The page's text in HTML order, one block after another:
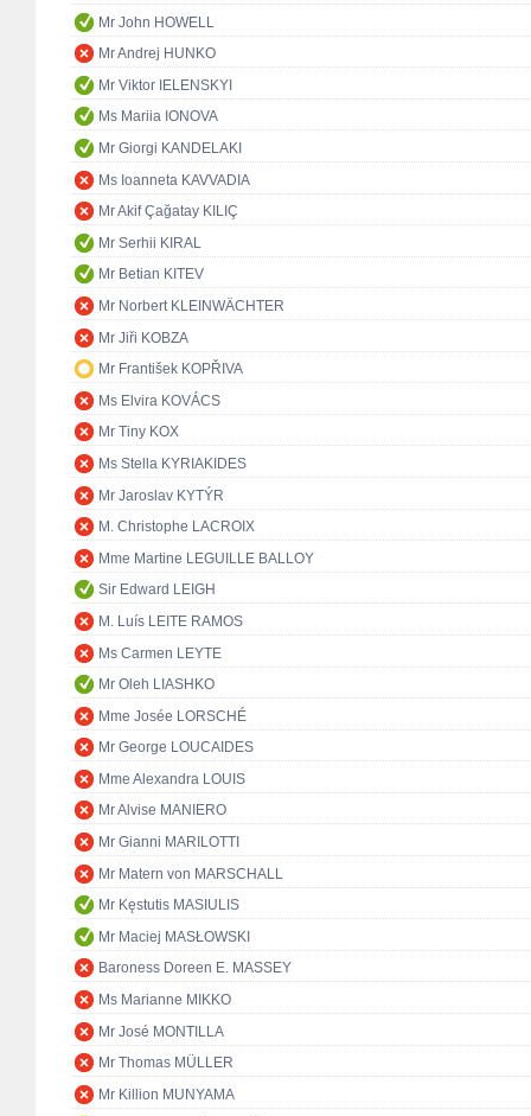
Mr John HOWELL
Mr Andrej HUNKO
Mr Viktor IELENSKYI
Ms Mariia IONOVA
Mr Giorgi KANDELAKI
Ms Ioanneta KAVVADIA
Mr Akif Çağatay KILIÇ
Mr Serhii KIRAL
Mr Betian KITEV
Mr Norbert KLEINWÄCHTER
Mr Jiři KOBZA
Mr František KOPŘIVA
Ms Elvira KOVÁCS
Mr Tiny KOX
Ms Stella KYRIAKIDES
Mr Jaroslav KYTÝR
M. Christophe LACROIX
Mme Martine LEGUILLE BALLOY
Sir Edward LEIGH
M. Luís LEITE RAMOS
Ms Carmen LEYTE
Mr Oleh LIASHKO
Mme Josée LORSCHÉ
Mr George LOUCAIDES
Mme Alexandra LOUIS
Mr Alvise MANIERO
Mr Gianni MARILOTTI
Mr Matern von MARSCHALL
Mr Kęstutis MASIULIS
Mr Maciej MASŁOWSKI
Baroness Doreen E. MASSEY
Ms Marianne MIKKO
Mr José MONTILLA
Mr Thomas MÜLLER
Mr Killion MUNYAMA